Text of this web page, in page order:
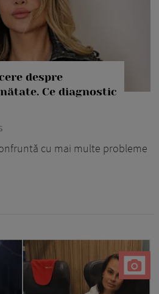
despre
Ce diagnostic
cu mai multe probleme